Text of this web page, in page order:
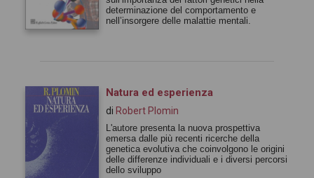
determinazione del comportamento e
nell’insorgere delle malattie mentali.
Natura ed esperienza
di Robert Plomin
L'autore presenta la nuova prospettiva
emersa dalle più recenti ricerche della
genetica evolutiva che coinvolgono le origini
delle differenze individuali e i diversi percorsi
dello sviluppo